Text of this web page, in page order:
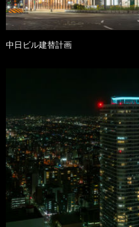
中日ビル建替計画